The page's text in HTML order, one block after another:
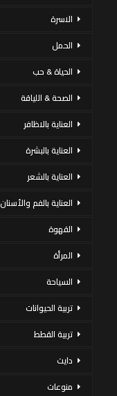
الاسرة
الحمل
الحياة & حب
الصحة & اللياقة
العناية بالاظافر
العناية بالبشرة
العناية بالشعر
العناية بالفم والأسنان
القهوة
المرأة
السياحة
تربية الحيوانات
تربية القطط
دايت
منوعات